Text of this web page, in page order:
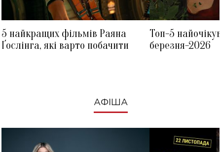
5 найкращих фільмів Раяна
Ґослінга, які варто побачити
Топ-5
березня-2026
АФІША